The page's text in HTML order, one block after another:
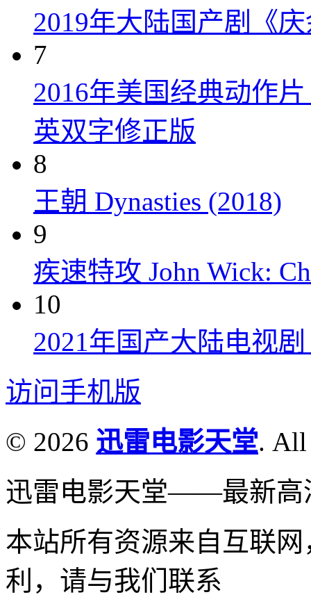
2019年大陆国产剧《
7
2016年美国经典动作
英双字修正版
8
王朝 Dynasties (2018)
9
疾速特攻 John Wick:
10
2021年国产大陆电视
访问手机版
© 2026 迅雷电影天堂. All
迅雷电影天堂——最新高
本站所有资源来自互联
利，请与我们联系